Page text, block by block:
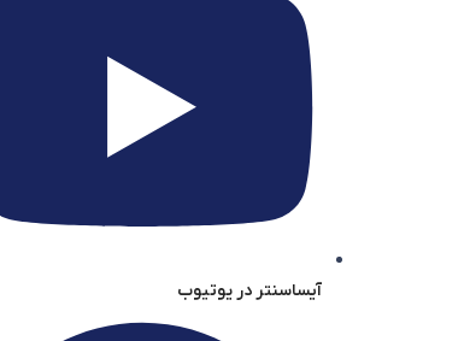
آیساسنتر در یوتیوب